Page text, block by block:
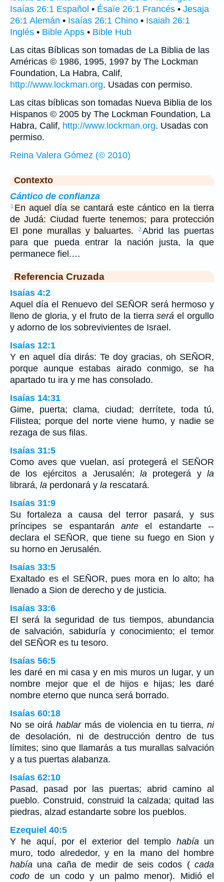
Isaías 26:1 Español • Ésaïe 26:1 Francés • Jesaja
26:1 Alemán • Isaías 26:1 Chino • Isaiah 26:1
Inglés • Bible Apps • Bible Hub
Las citas Bíblicas son tomadas de La Biblia de las
Américas © 1986, 1995, 1997 by The Lockman
Foundation, La Habra, Calif,
http://www.lockman.org. Usadas con permiso.
Las citas bíblicas son tomadas Nueva Biblia de los
Hispanos © 2005 by The Lockman Foundation, La
Habra, Calif, http://www.lockman.org. Usadas con
permiso.
Reina Valera Gómez (© 2010)
Contexto
Cántico de confianza
1 En aquel día se cantará este cántico en la tierra
de Judá: Ciudad fuerte tenemos; para protección
El pone murallas y baluartes.
2Abrid las puertas
para que pueda entrar la nación justa, la que
permanece fiel.…
Referencia Cruzada
Isaías 4:2
Aquel día el Renuevo del SEÑOR será hermoso y
lleno de gloria, y el fruto de la tierraserá el orgullo
y adorno de los sobrevivientes de Israel.
Isaías 12:1
Y en aquel día dirás: Te doy gracias, oh SEÑOR,
porque aunque estabas airado conmigo, se ha
apartado tu ira y me has consolado.
Isaías 14:31
Gime, puerta; clama, ciudad; derrítete, toda tú,
Filistea; porque del norte viene humo, y nadie se
rezaga de sus filas.
Isaías 31:5
Como aves que vuelan, así protegerá el SEÑOR
de los ejércitos a Jerusalén; laprotegerá y la
librará, la perdonará y la rescatará.
Isaías 31:9
Su fortaleza a causa del terror pasará, y sus
príncipes se espantarán ante el estandarte --
declara el SEÑOR, que tiene su fuego en Sion y
su horno en Jerusalén.
Isaías 33:5
Exaltado es el SEÑOR, pues mora en lo alto; ha
llenado a Sion de derecho y de justicia.
Isaías 33:6
El será la seguridad de tus tiempos, abundancia
de salvación, sabiduría y conocimiento; el temor
del SEÑOR es tu tesoro.
Isaías 56:5
les daré en mi casa y en mis muros un lugar, y un
nombre mejor que el de hijos e hijas; les daré
nombre eterno que nunca será borrado.
Isaías 60:18
No se oiráhablarmás de violencia en tu tierra,ni
de desolación, ni de destrucción dentro de tus
límites; sino que llamarás a tus murallas salvación
y a tus puertas alabanza.
Isaías 62:10
Pasad, pasad por las puertas; abrid camino al
pueblo. Construid, construid la calzada; quitad las
piedras, alzad estandarte sobre los pueblos.
Ezequiel 40:5
Y he aquí, por el exterior del templo habíaun
muro, todo alrededor, y en la mano del hombre
había una caña de medir de seis codos ( cada
codo de un codo y un palmo menor). Midió el